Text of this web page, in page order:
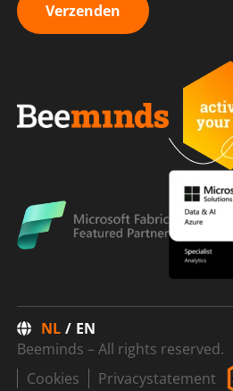
Verzenden
NL
EN
Beeminds – All rights reserved.
Cookies
Privacystatement